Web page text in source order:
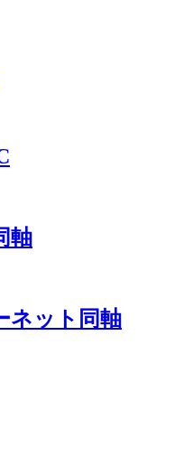
軸
ネット同軸